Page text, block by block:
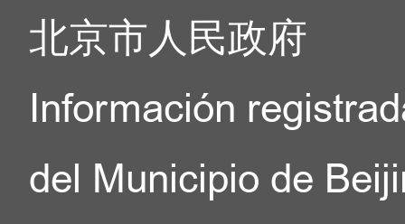
北京市人民政府
Información
del Municipio de